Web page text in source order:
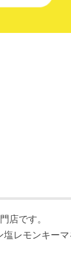
店です。
レモンキー